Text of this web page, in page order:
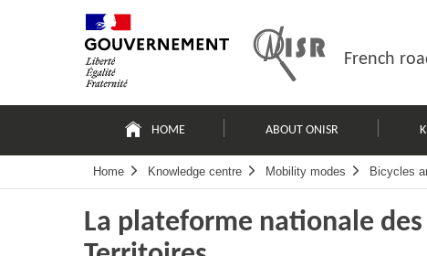
French
principale
HOME ABOUT ONISR
Home Knowledge centre Mobility modes Bicycles
La plateforme nationale